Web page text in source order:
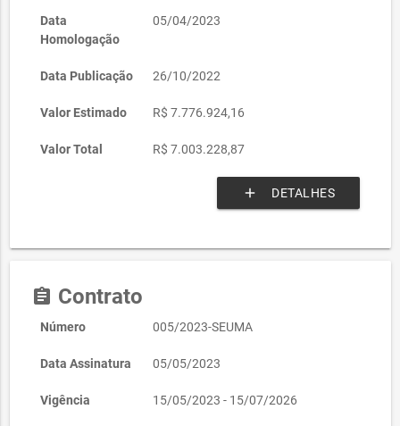
Data
Homologação
05/04/2023
Data Publicação 26/10/2022
Valor Estimado R$ 7.776.924,16
Valor Total R$ 7.003.228,87
add DETALHES
assignment Contrato
Número 005/2023-SEUMA
Data Assinatura 05/05/2023
Vigência 15/05/2023 - 15/07/2026